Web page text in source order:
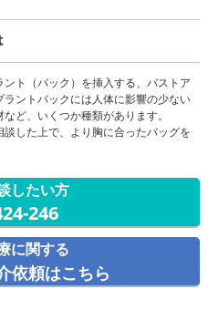
ト（バック）を挿入する、バストア
ントバックには人体に影響の少ない
ど、いくつか種類があります。
した上で、より胸に合ったバッグを
したい方
246
に関する
依頼はこちら